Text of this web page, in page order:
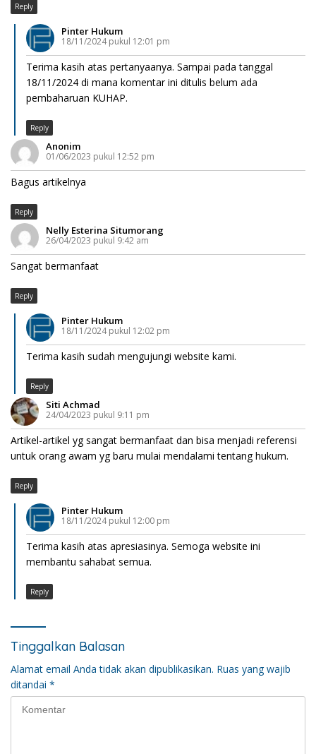
Reply
Pinter Hukum
18/11/2024 pukul 12:01 pm
Terima kasih atas pertanyaanya. Sampai pada tanggal
18/11/2024 di mana komentar ini ditulis belum ada
pembaharuan KUHAP.
Reply
Anonim
01/06/2023 pukul 12:52 pm
Bagus artikelnya
Reply
Nelly Esterina Situmorang
26/04/2023 pukul 9:42 am
Sangat bermanfaat
Reply
Pinter Hukum
18/11/2024 pukul 12:02 pm
Terima kasih sudah mengujungi website kami.
Reply
Siti Achmad
24/04/2023 pukul 9:11 pm
Artikel-artikel yg sangat bermanfaat dan bisa menjadi referensi
untuk orang awam yg baru mulai mendalami tentang hukum.
Reply
Pinter Hukum
18/11/2024 pukul 12:00 pm
Terima kasih atas apresiasinya. Semoga website ini
membantu sahabat semua.
Reply
Tinggalkan Balasan
Alamat email Anda tidak akan dipublikasikan. Ruas yang wajib
ditandai *